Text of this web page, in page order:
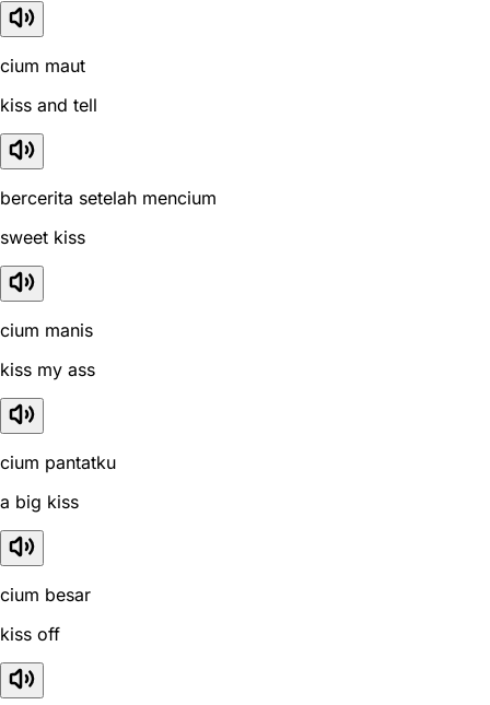
cium maut
kiss and tell
bercerita setelah mencium
sweet kiss
cium manis
kiss my ass
cium pantatku
a big kiss
cium besar
kiss off